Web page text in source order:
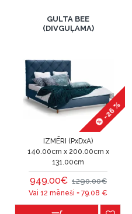
GULTA BEE
(DIVGUĻAMA)
-26 %
IZMĒRI (PxDxA)
140.00cm x 200.00cm x
131.00cm
949.00€ 1290.00€
Vai 12 mēneši =79.08 €